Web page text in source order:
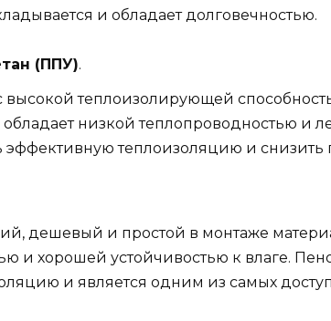
и обладает долговечностью.
(ППУ).
теплоизолирующей
низкой теплопроводностью и
эффективную теплоизоляцию и снизить
дешевый и простой в монтаже
и хорошей устойчивостью к влаге.
и является одним из самых